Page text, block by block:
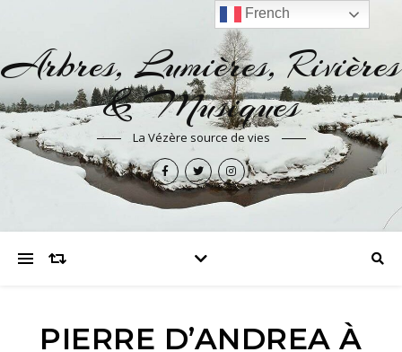
Arbres, Lumières, Rivières
& Musiques
La Vézère source de vies
PIERRE D’ANDREA À
French